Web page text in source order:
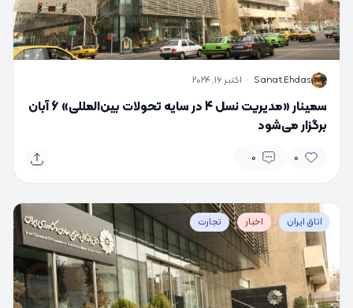
S
Sanat Ehdas
· اکتبر 16, 2024
سمینار «مدیریت نسل 4 در سایه تحولات بین‌المللی» 6 آبان
برگزار می‌شود
0
0
اتاق ایران اخبار تجارت